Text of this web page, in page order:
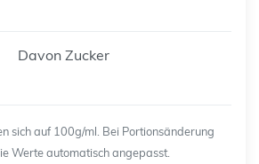
Davon Zucker
sich auf 100g/ml. Bei Portionsänderung
Werte automatisch angepasst.